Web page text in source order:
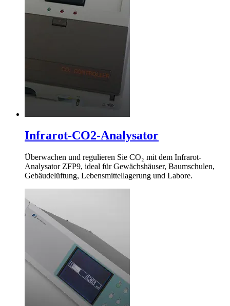
Infrarot-CO2-Analysator
Überwachen und regulieren Sie CO₂ mit dem Infrarot-
Analysator ZFP9, ideal für Gewächshäuser, Baumschulen,
Gebäudelüftung, Lebensmittellagerung und Labore.